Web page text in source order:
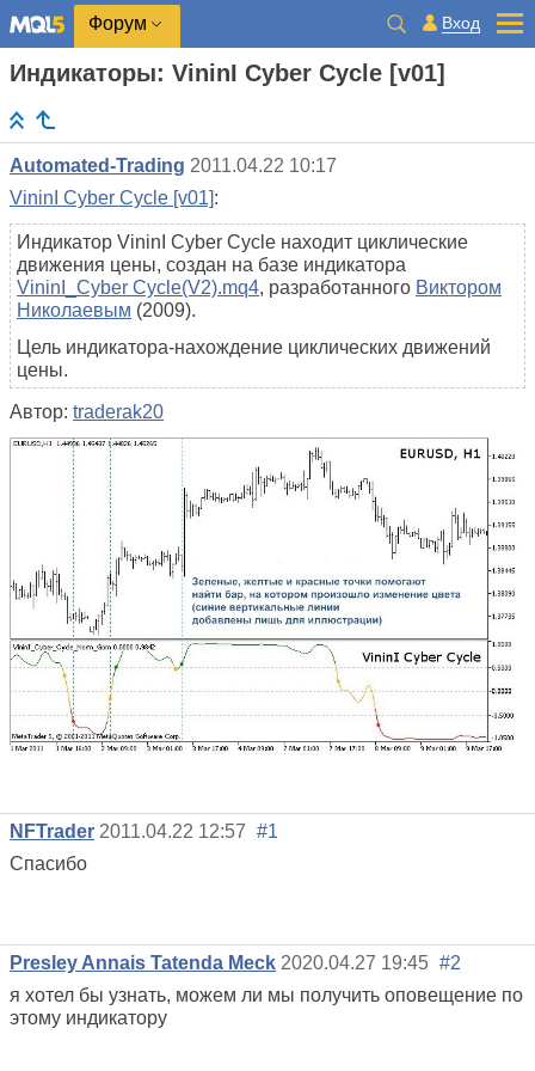
Форум Вход
Индикаторы: VininI Cyber Cyсle [v01]
Automated-Trading 2011.04.22 10:17
VininI Cyber Cyсle [v01]:
Индикатор VininI Cyber Cycle находит циклические
движения цены, создан на базе индикатора
VininI_Cyber Cycle(V2).mq4, разработанного Виктором
Николаевым (2009).
Цель индикатора-нахождение циклических движений
цены.
Автор: traderak20
NFTrader 2011.04.22 12:57 #1
Спасибо
Presley Annais Tatenda Meck 2020.04.27 19:45 #2
я хотел бы узнать, можем ли мы получить оповещение по
этому индикатору